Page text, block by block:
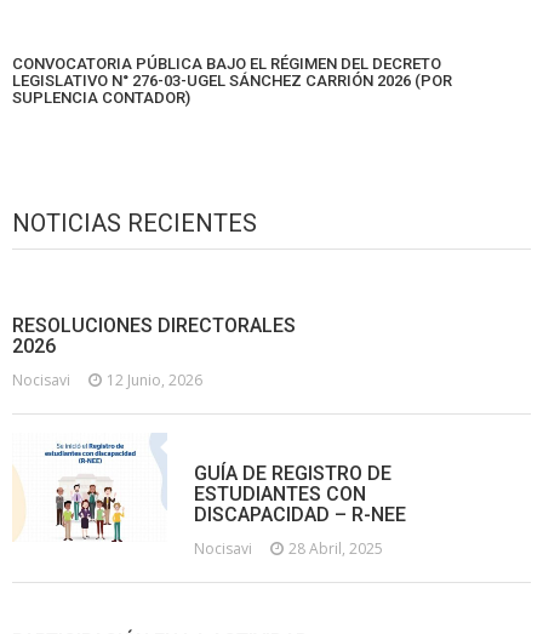
CONVOCATORIA PÚBLICA BAJO EL RÉGIMEN DEL DECRETO
LEGISLATIVO N° 276-03-UGEL SÁNCHEZ CARRIÓN 2026 (POR
SUPLENCIA CONTADOR)
NOTICIAS RECIENTES
RESOLUCIONES DIRECTORALES
2026
Nocisavi 12 Junio, 2026
GUÍA DE REGISTRO DE
ESTUDIANTES CON
DISCAPACIDAD – R-NEE
Nocisavi 28 Abril, 2025